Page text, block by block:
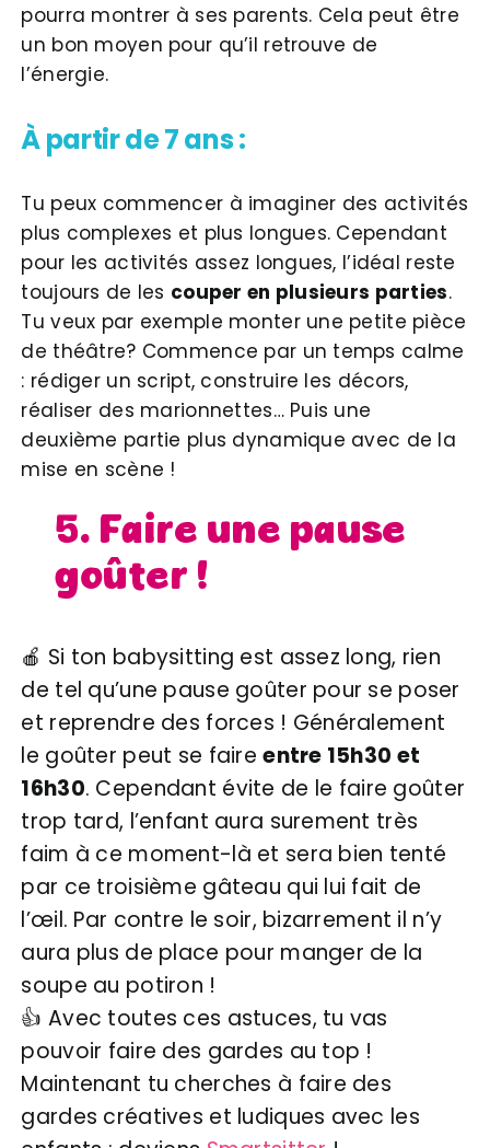
pourra montrer à ses parents. Cela peut être
un bon moyen pour qu’il retrouve de
l’énergie.
À partir de 7 ans :
Tu peux commencer à imaginer des activités
plus complexes et plus longues. Cependant
pour les activités assez longues, l’idéal reste
toujours de les couper en plusieurs parties.
Tu veux par exemple monter une petite pièce
de théâtre? Commence par un temps calme
: rédiger un script, construire les décors,
réaliser des marionnettes… Puis une
deuxième partie plus dynamique avec de la
mise en scène !
5. Faire une pause
goûter !
🍎 Si ton babysitting est assez long, rien
de tel qu’une pause goûter pour se poser
et reprendre des forces ! Généralement
le goûter peut se faireentre 15h30 et
16h30. Cependant évite de le faire goûter
trop tard, l’enfant aura surement très
faim à ce moment-là et sera bien tenté
par ce troisième gâteau qui lui fait de
l’œil. Par contre le soir, bizarrement il n’y
aura plus de place pour manger de la
soupe au potiron !
👍 Avec toutes ces astuces, tu vas
pouvoir faire des gardes au top !
Maintenant tu cherches à faire des
gardes créatives et ludiques avec les